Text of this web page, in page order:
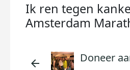
Ik ren tegen
Amsterdam
arrow_back Doneer